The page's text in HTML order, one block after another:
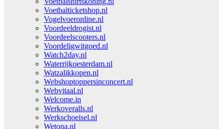
Voetbalticketshop.nl
Vogelvoeronline.nl
Voordeeldrogist.nl
Voordeelscooters.nl
Voordeligwitgoed.nl
Watch2day.nl
Waterrijkoesterdam.nl
Watzalikkopen.nl
Webshoptoppersinconcert.nl
Webvitaal.nl
Welcome.in
Werkoveralls.nl
Werkschoeisel.nl
Wetona.nl